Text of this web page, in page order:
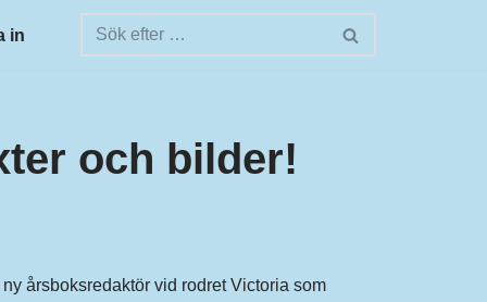
in
och bilder!
årsboksredaktör vid rodret Victoria som